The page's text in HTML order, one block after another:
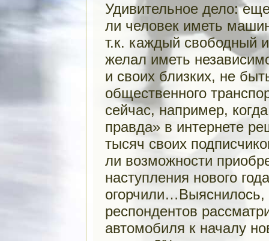
Удивительное дело:
ли человек иметь
т.к. каждый свободный
желал иметь
и своих близких, не
общественного
сейчас, например,
правда» в интернете
тысяч своих
ли возможности
наступления нового
огорчили…Выяснилось,
респондентов
автомобиля к началу